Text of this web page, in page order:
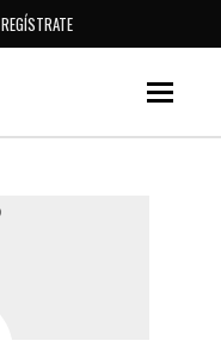
REGÍSTRATE